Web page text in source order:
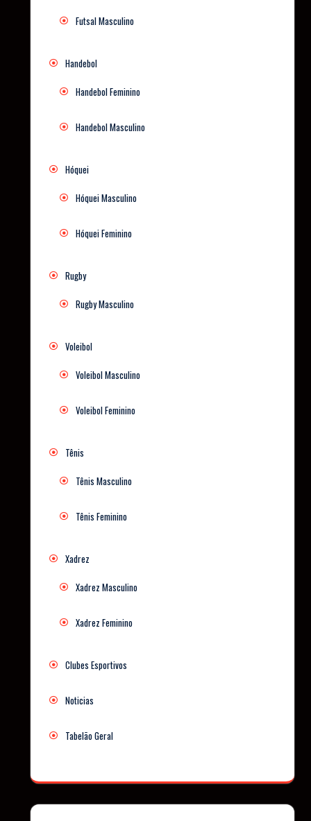
Futsal Masculino
Handebol
Handebol Feminino
Handebol Masculino
Hóquei
Hóquei Masculino
Hóquei Feminino
Rugby
Rugby Masculino
Voleibol
Voleibol Masculino
Voleibol Feminino
Tênis
Tênis Masculino
Tênis Feminino
Xadrez
Xadrez Masculino
Xadrez Feminino
Clubes Esportivos
Noticias
Tabelão Geral